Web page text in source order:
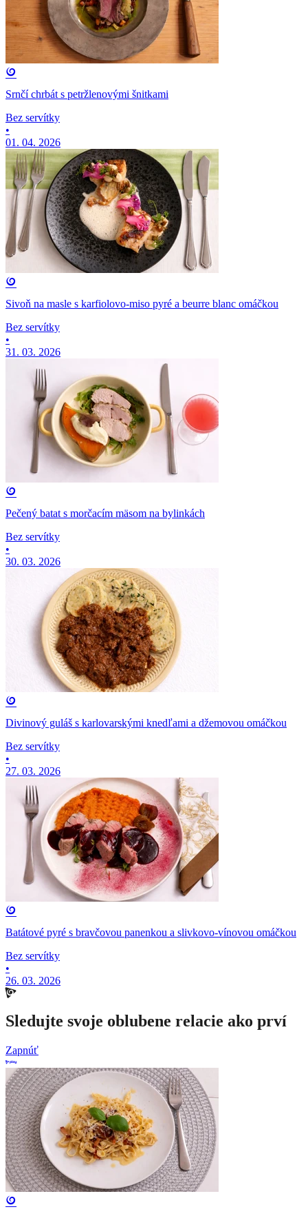
Srnčí chrbát s petržlenovými šnitkami
Bez servítky
•
01. 04. 2026
Sivoň na masle s karfiolovo-miso pyré a beurre blanc omáčkou
Bez servítky
•
31. 03. 2026
Pečený batat s morčacím mäsom na bylinkách
Bez servítky
•
30. 03. 2026
Divinový guláš s karlovarskými knedľami a džemovou omáčkou
Bez servítky
•
27. 03. 2026
Batátové pyré s bravčovou panenkou a slivkovo-vínovou omáčkou
Bez servítky
•
26. 03. 2026
Sledujte svoje oblubene relacie ako prví
Zapnúť